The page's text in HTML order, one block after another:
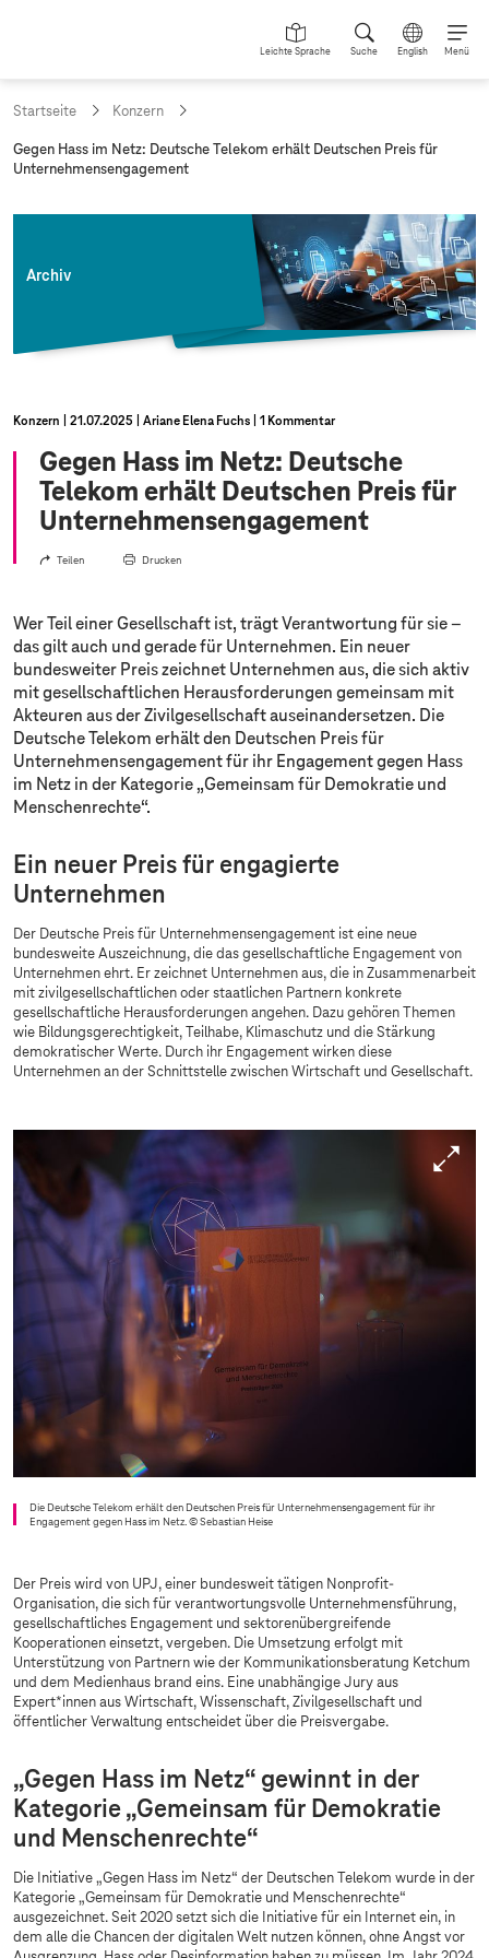
Leichte Sprache Suche English Menü
Startseite Konzern
a
k
Gegen Hass im Netz: Deutsche Telekom erhält Deutschen Preis für
Unternehmensengagement
Archiv
Konzern 21.07.2025 Ariane Elena Fuchs 1 Kommentar
Gegen Hass im Netz: Deutsche
Telekom erhält Deutschen Preis für
Unternehmensengagement
Teilen Drucken
Wer Teil einer Gesellschaft ist, trägt Verantwortung für sie –
das gilt auch und gerade für Unternehmen. Ein neuer
bundesweiter Preis zeichnet Unternehmen aus, die sich aktiv
mit gesellschaftlichen Herausforderungen gemeinsam mit
Akteuren aus der Zivilgesellschaft auseinandersetzen. Die
Deutsche Telekom erhält den Deutschen Preis für
Unternehmensengagement für ihr Engagement gegen Hass
im Netz in der Kategorie „Gemeinsam für Demokratie und
Menschenrechte“.
Ein neuer Preis für engagierte
Unternehmen
Der Deutsche Preis für Unternehmensengagement ist eine neue
bundesweite Auszeichnung, die das gesellschaftliche Engagement von
Unternehmen ehrt. Er zeichnet Unternehmen aus, die in Zusammenarbeit
mit zivilgesellschaftlichen oder staatlichen Partnern konkrete
gesellschaftliche Herausforderungen angehen. Dazu gehören Themen
wie Bildungsgerechtigkeit, Teilhabe, Klimaschutz und die Stärkung
demokratischer Werte. Durch ihr Engagement wirken diese
Unternehmen an der Schnittstelle zwischen Wirtschaft und Gesellschaft.
Die Deutsche Telekom erhält den Deutschen Preis für Unternehmensengagement für ihr
Engagement gegen Hass im Netz.© Sebastian Heise
Der Preis wird von UPJ, einer bundesweit tätigen Nonprofit-
Organisation, die sich für verantwortungsvolle Unternehmensführung,
gesellschaftliches Engagement und sektorenübergreifende
Kooperationen einsetzt, vergeben. Die Umsetzung erfolgt mit
Unterstützung von Partnern wie der Kommunikationsberatung Ketchum
und dem Medienhaus brand eins. Eine unabhängige Jury aus
Expert*innen aus Wirtschaft, Wissenschaft, Zivilgesellschaft und
öffentlicher Verwaltung entscheidet über die Preisvergabe.
„Gegen Hass im Netz“ gewinnt in der
Kategorie „Gemeinsam für Demokratie
und Menschenrechte“
Die Initiative „Gegen Hass im Netz“ der Deutschen Telekom wurde in der
Kategorie „Gemeinsam für Demokratie und Menschenrechte“
ausgezeichnet. Seit 2020 setzt sich die Initiative für ein Internet ein, in
dem alle die Chancen der digitalen Welt nutzen können, ohne Angst vor